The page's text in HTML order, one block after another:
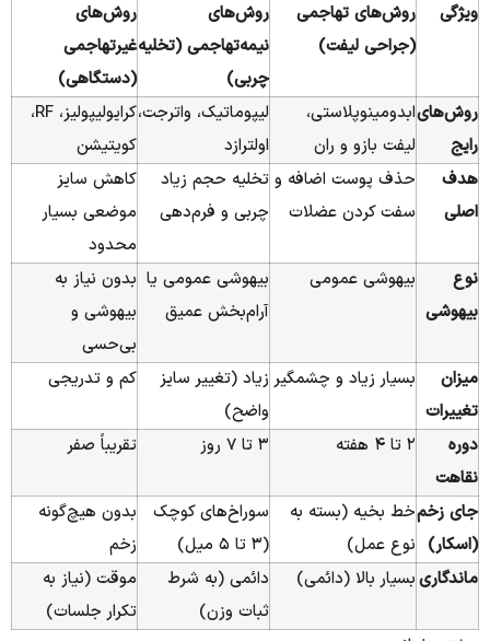
ویژگی
روش‌های تهاجمی
(جراحی لیفت)
روش‌های
نیمه‌تهاجمی (تخلیه
چربی)
روش‌های
غیرتهاجمی
(دستگاهی)
روش‌های
رایج
ابدومینوپلاستی،
لیفت بازو و ران
لیپوماتیک، واترجت،
اولترازد
کرایولیپولیز، RF،
کویتیشن
هدف
اصلی
حذف پوست اضافه و
سفت کردن عضلات
تخلیه حجم زیاد
چربی و فرم‌دهی
کاهش سایز
موضعی بسیار
محدود
نوع
بیهوشی
بیهوشی عمومی
بیهوشی عمومی یا
آرام‌بخش عمیق
بدون نیاز به
بیهوشی و
بی‌حسی
میزان
تغییرات
بسیار زیاد و چشمگیر زیاد (تغییر سایز
واضح)
کم و تدریجی
دوره
نقاهت
۲ تا ۴ هفته ۳ تا ۷ روز تقریباً صفر
جای زخم
(اسکار)
خط بخیه (بسته به
نوع عمل)
سوراخ‌های کوچک
(۳ تا ۵ میل)
بدون هیچ‌گونه
زخم
ماندگاریبسیار بالا (دائمی)
دائمی (به شرط
ثبات وزن)
موقت (نیاز به
تکرار جلسات)